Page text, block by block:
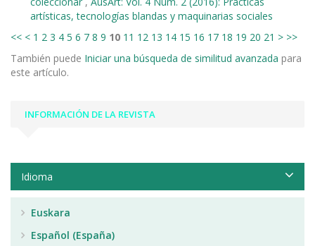
artísticas, tecnologías blandas y maquinarias sociales
<< < 1 2 3 4 5 6 7 8 9 10 11 12 13 14 15 16 17 18 19 20 21 > >>
También puede Iniciar una búsqueda de similitud avanzada para
este artículo.
INFORMACIÓN DE LA REVISTA
Idioma
Euskara
Español (España)